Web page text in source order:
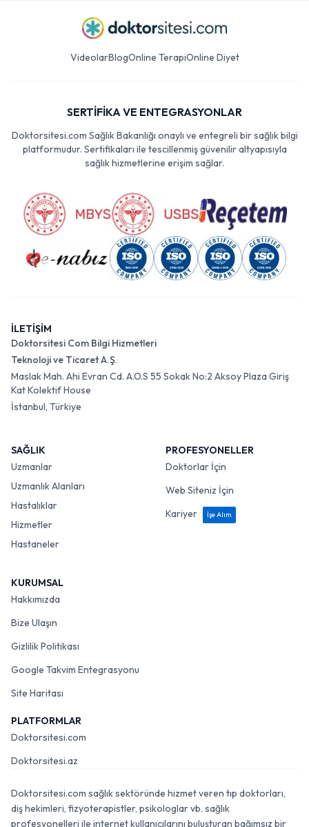
VideolarBlogOnline TerapiOnline Diyet
SERTİFİKA VE ENTEGRASYONLAR
Doktorsitesi.com Sağlık Bakanlığı onaylı ve entegreli bir sağlık bilgi
platformudur. Sertifikaları ile tescillenmiş güvenilir altyapısıyla
sağlık hizmetlerine erişim sağlar.
İLETİŞİM
Doktorsitesi Com Bilgi Hizmetleri
Teknoloji ve Ticaret A.Ş.
Maslak Mah. Ahi Evran Cd. A.O.S 55 Sokak No:2 Aksoy Plaza Giriş
Kat Kolektif House
İstanbul, Türkiye
SAĞLIK
Uzmanlar
Uzmanlık Alanları
Hastalıklar
Hizmetler
Hastaneler
PROFESYONELLER
Doktorlar İçin
Web Siteniz İçin
Kariyer
İşe Alım
KURUMSAL
Hakkımızda
Bize Ulaşın
Gizlilik Politikası
Google Takvim Entegrasyonu
Site Haritası
PLATFORMLAR
Doktorsitesi.com
Doktorsitesi.az
Doktorsitesi.com sağlık sektöründe hizmet veren tıp doktorları,
diş hekimleri, fizyoterapistler, psikologlar vb. sağlık
profesyonelleri ile internet kullanıcılarını buluşturan bağımsız bir